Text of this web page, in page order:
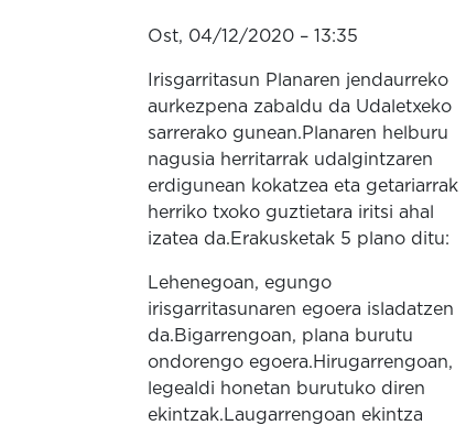
Ost, 04/12/2020 – 13:35
Irisgarritasun Planaren jendaurreko
aurkezpena zabaldu da Udaletxeko
sarrerako gunean.Planaren helburu
nagusia herritarrak udalgintzaren
erdigunean kokatzea eta getariarrak
herriko txoko guztietara iritsi ahal
izatea da.Erakusketak 5 plano ditu:
Lehenegoan, egungo
irisgarritasunaren egoera isladatzen
da.Bigarrengoan, plana burutu
ondorengo egoera.Hirugarrengoan,
legealdi honetan burutuko diren
ekintzak.Laugarrengoan ekintza